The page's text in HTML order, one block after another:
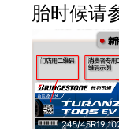
胎时候请